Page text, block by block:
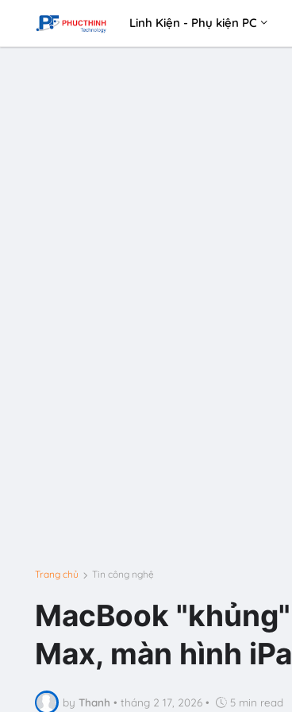
Linh Kiện - Phụ kiện PC
Trang chủ Tin công nghệ
MacBook
Max, màn hình
by Thanh • tháng 2 17, 2026 • 5 min read